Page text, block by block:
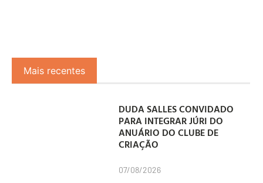
Mais recentes
DUDA SALLES CONVIDADO
PARA INTEGRAR JÚRI DO
ANUÁRIO DO CLUBE DE
CRIAÇÃO
07/08/2026